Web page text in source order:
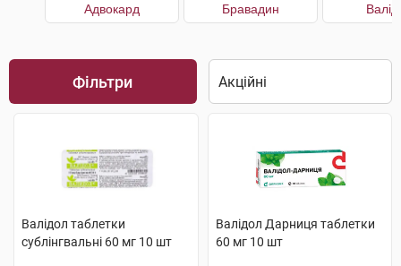
Адвокард Бравадин
Фільтри
Валідол таблетки
сублінгвальні 60 мг 10 шт
Валідол Дарниця таблетки
60 мг 10 шт